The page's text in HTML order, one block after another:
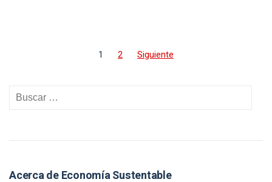
1 2 Siguiente
Acerca de Economía Sustentable